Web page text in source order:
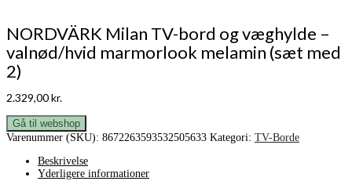
NORDVÄRK Milan TV-bord og væghylde –
valnød/hvid marmorlook melamin (sæt med
2)
2.329,00kr.
Gå til webshop
Varenummer (SKU): 8672263593532505633 Kategori: TV-Borde
Beskrivelse
Yderligere informationer